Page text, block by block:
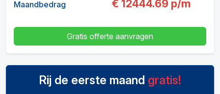
Maandbedrag € 12444.69 p/m
Gratis offerte aanvragen
Rij de eerste maand gratis!